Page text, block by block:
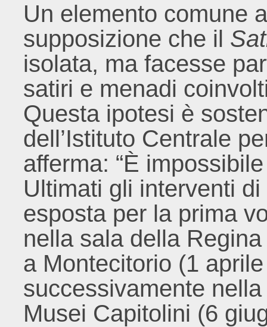
Un elemento comune
supposizione che il
isolata, ma facesse
satiri e menadi
Questa ipotesi è
dell’Istituto Centrale
afferma: “È
Ultimati gli interventi
esposta per la prima
nella sala della
a Montecitorio (1
successivamente
Musei Capitolini (6